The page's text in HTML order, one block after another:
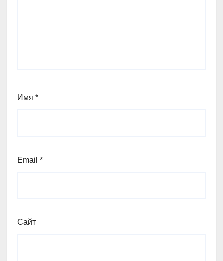
Имя *
Email *
Сайт